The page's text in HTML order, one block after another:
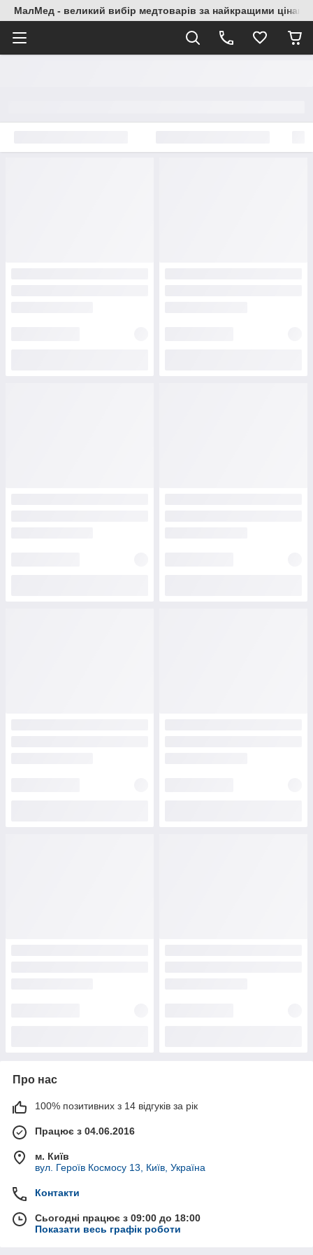
МалМед - великий вибір медтоварів за найкращими цінами
Про нас
100% позитивних з 14 відгуків за рік
Працює з 04.06.2016
м. Київ
вул. Героїв Космосу 13, Київ, Україна
Контакти
Сьогодні працює з 09:00 до 18:00
Показати весь графік роботи